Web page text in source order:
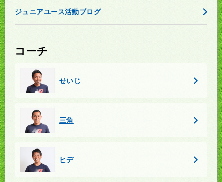
ジュニアユース活動ブログ
コーチ
せいじ
三角
ヒデ